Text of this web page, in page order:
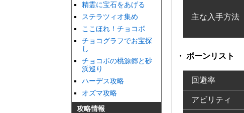
精霊に宝石をあげる
ステラツィオ集め
ここほれ！チョコボ
チョコグラフでお宝探
し
チョコボの桃源郷と砂
浜巡り
ハーデス攻略
オズマ攻略
攻略情報
主な入手方法
ボーンリスト
回避率
アビリティ